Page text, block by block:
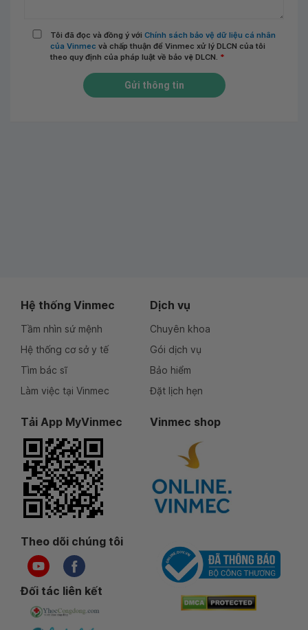
Tôi đã đọc và đồng ý với Chính sách bảo vệ dữ liệu cá nhân
của Vinmec và chấp thuận để Vinmec xử lý DLCN của tôi
theo quy định của pháp luật về bảo vệ DLCN. *
Gửi thông tin
Hệ thống Vinmec
Tầm nhìn sứ mệnh
Hệ thống cơ sở y tế
Tìm bác sĩ
Làm việc tại Vinmec
Dịch vụ
Chuyên khoa
Gói dịch vụ
Bảo hiểm
Đặt lịch hẹn
Tải App MyVinmec Vinmec shop
Theo dõi chúng tôi
Đối tác liên kết